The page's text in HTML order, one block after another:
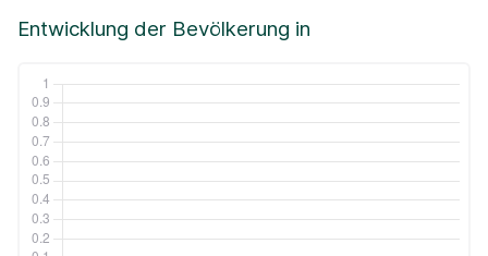
Entwicklung der Bevölkerung in